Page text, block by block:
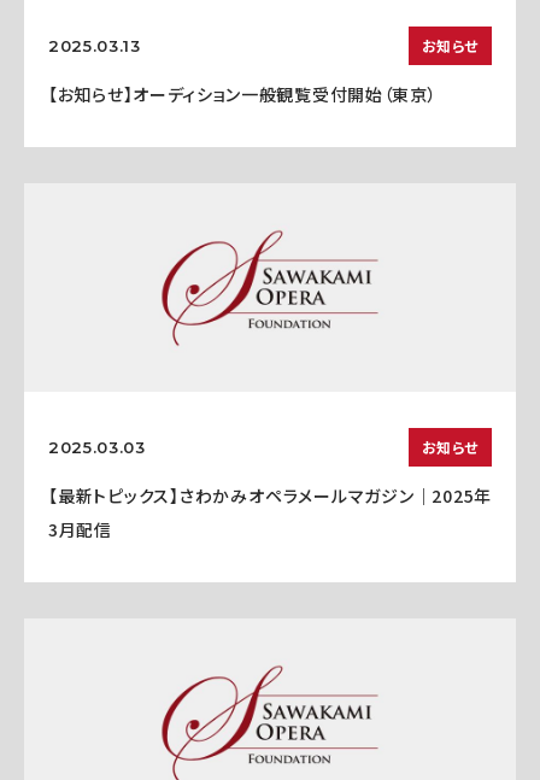
2025.03.13 お知らせ
【お知らせ】オーディション一般観覧受付開始（東京）
2025.03.03 お知らせ
【最新トピックス】さわかみオペラメールマガジン｜2025年
3月配信